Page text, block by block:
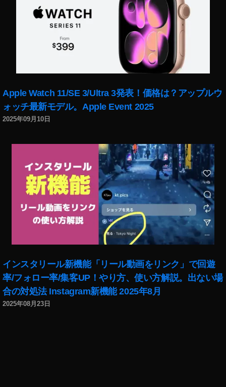
Apple Watch 11/SE 3/Ultra 3発表！価格は？アップルウ
ォッチ最新モデル。Apple Event 2025
2025年09月10日
インスタリール新機能「リール動画をリンク」で回遊
率/フォロー率/集客UP！やり方、使い方解説。出ない場
合の対処法 Instagram新機能 2025年8月
2025年08月23日